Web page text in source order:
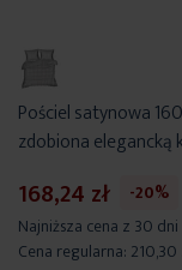
Pościel satynowa
zdobiona elegancką
168,24 zł
-20%
Najniższa cena z 30
Cena regularna: 210,30